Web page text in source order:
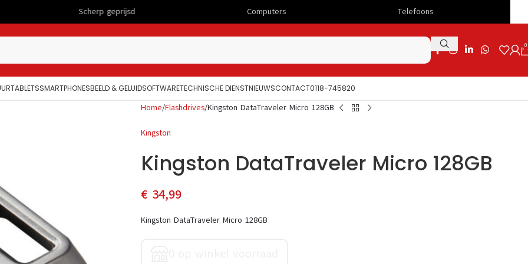
0
TABLETSSMARTPHONESBEELD & GELUIDSOFTWARETECHNISCHE DIENSTNIEUWSCONTACT0118-745820
Home Flashdrives Kingston DataTraveler Micro 128GB
Kingston
Kingston DataTraveler Micro 128GB
€ 34,99
Kingston DataTraveler Micro 128GB